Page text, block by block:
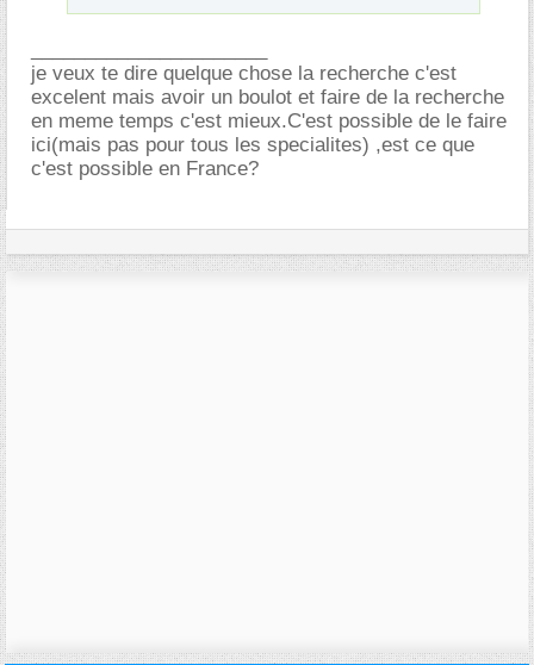
je veux te dire quelque chose la recherche c'est
excelent mais avoir un boulot et faire de la recherche
en meme temps c'est mieux.C'est possible de le faire
ici(mais pas pour tous les specialites) ,est ce que
c'est possible en France?